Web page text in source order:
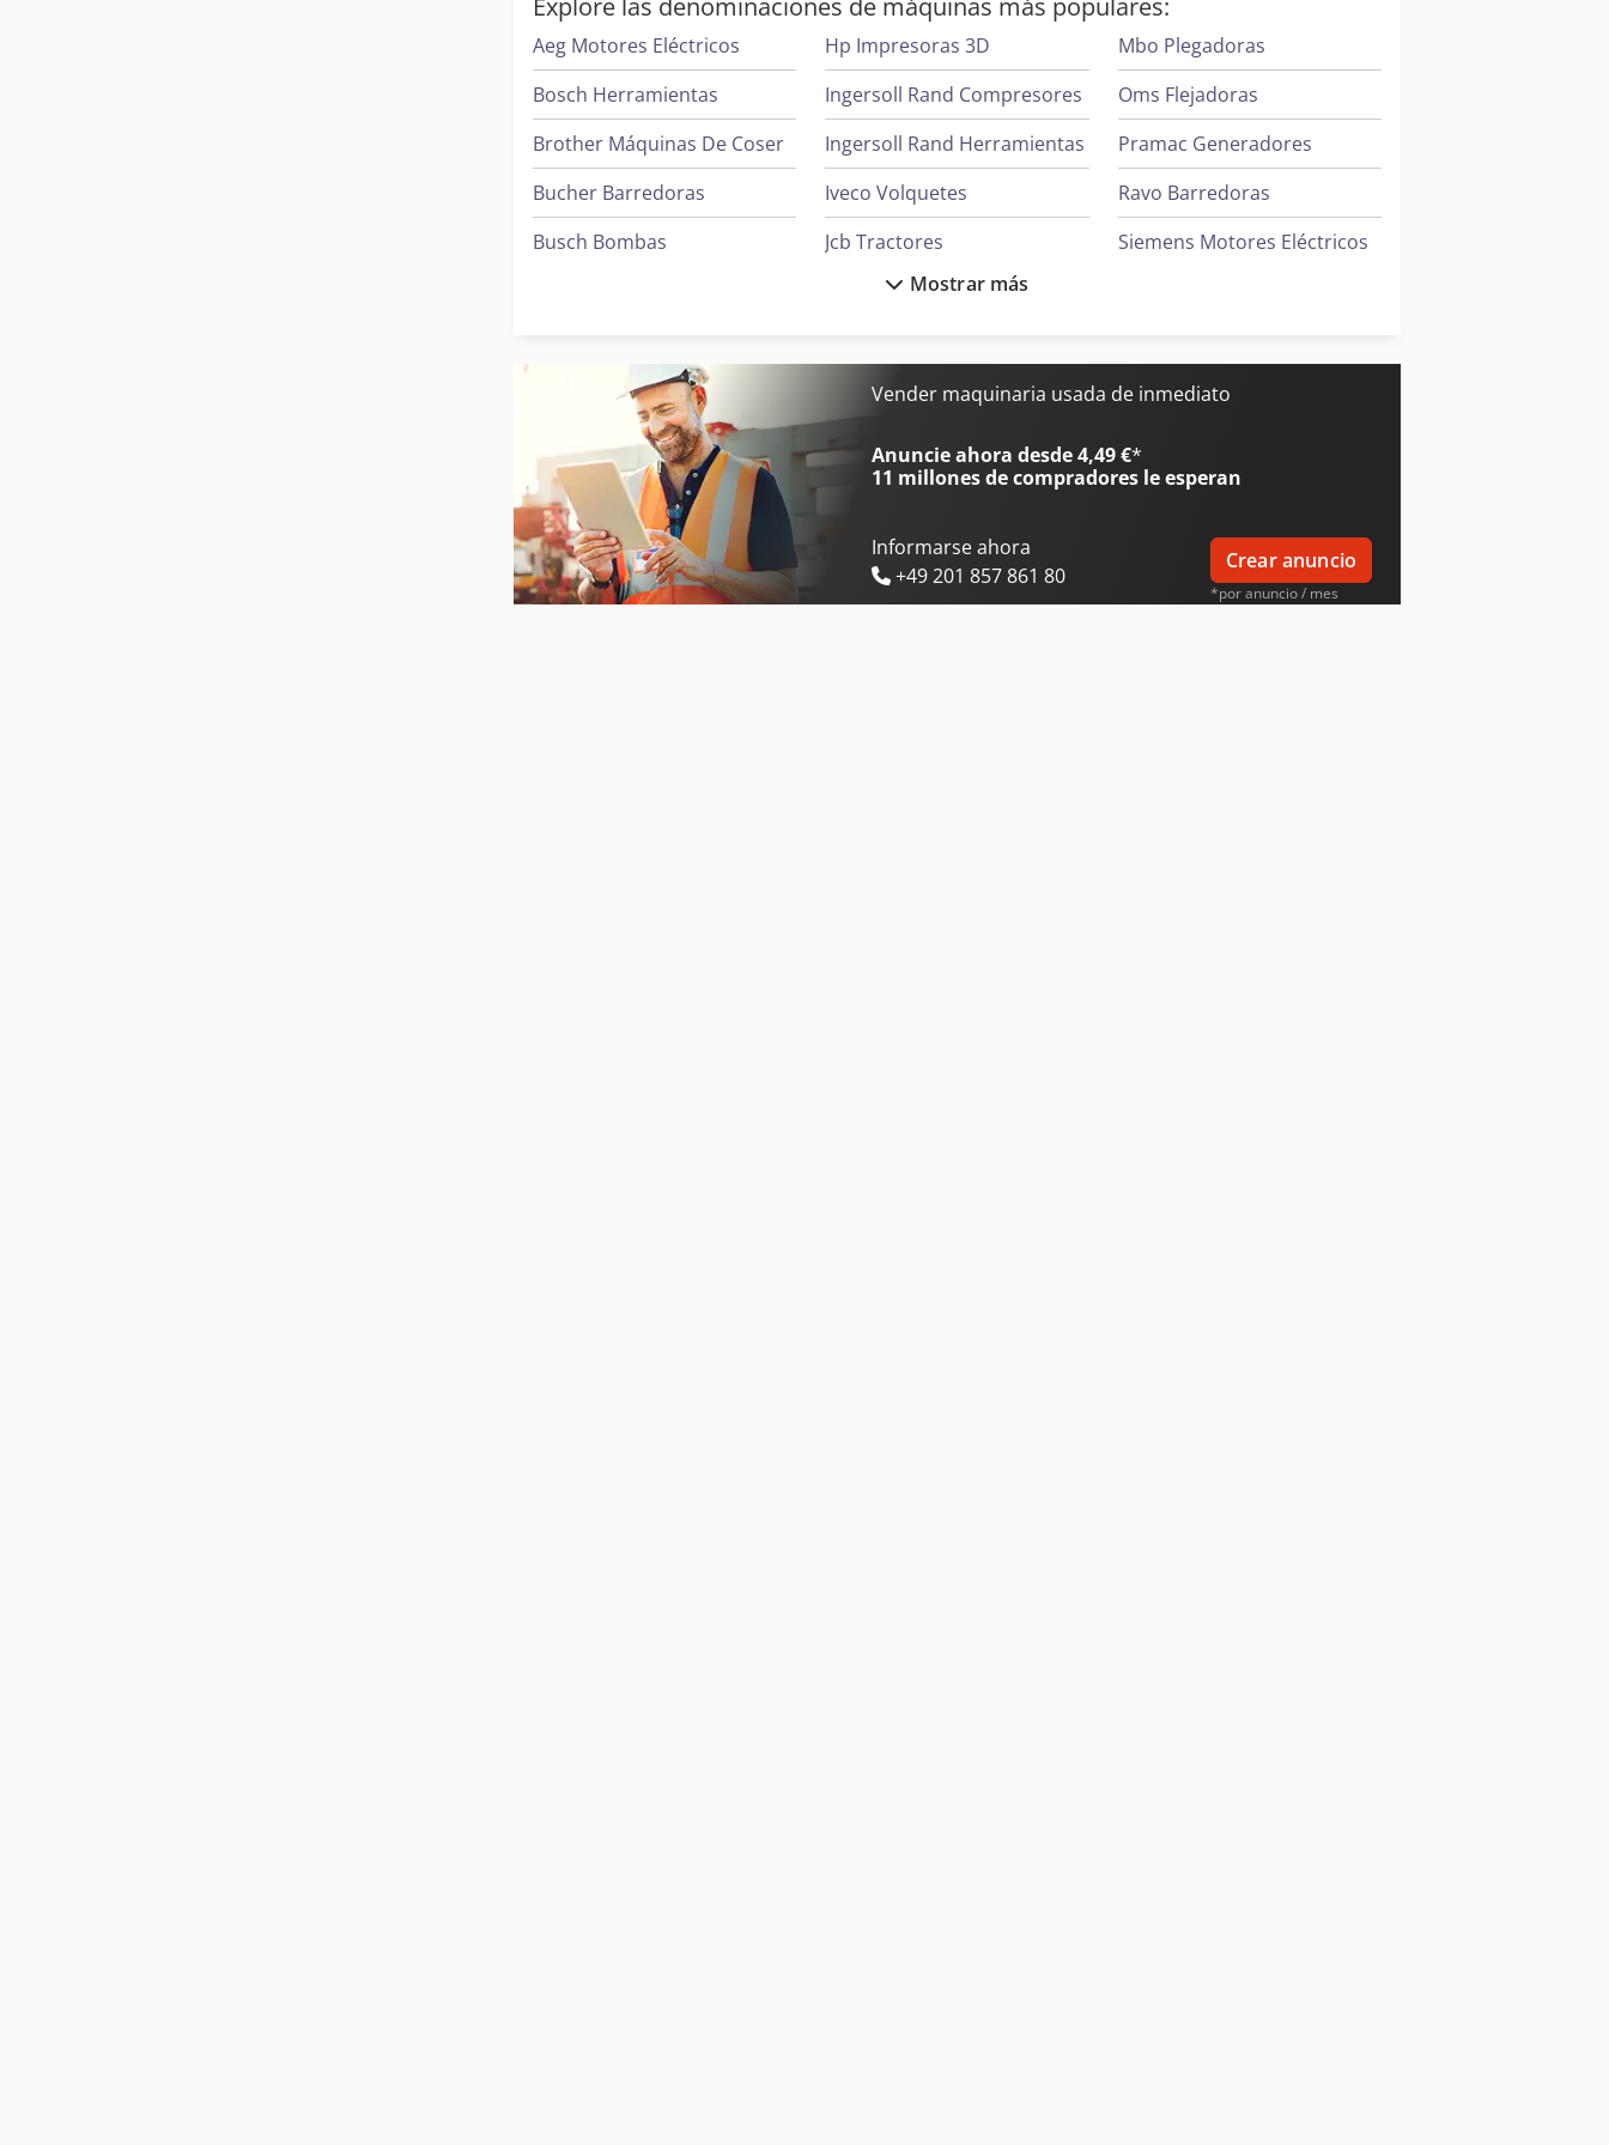
Explore las denominaciones de máquinas más populares:
Aeg Motores Eléctricos
Bosch Herramientas
Brother Máquinas De Coser
Bucher Barredoras
Busch Bombas
Ge Ultrasonido
Hp Impresoras
Hp Impresoras 3D
Ingersoll Rand Compresores
Ingersoll Rand Herramientas
Iveco Volquetes
Jcb Tractores
Juki Máquinas De Coser
Linde Tractor
Mbo Plegadoras
Oms Flejadoras
Pramac Generadores
Ravo Barredoras
Siemens Motores Eléctricos
Mostrar más
Vender maquinaria usada de inmediato
Anuncie ahora desde 4,49 €*
11 millones de compradores le esperan
Informarse ahora
+49 201 857 861 80
Crear anuncio
*por anuncio / mes